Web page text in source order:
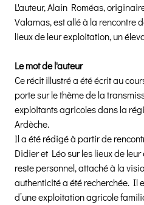
L'auteur, Alain Roméas,
Valamas, est allé à la rencontre
lieux de leur exploitation, un
Le mot de l'auteur
Ce récit illustré a été écrit au
porte sur le thème de la
exploitants agricoles dans la
Ardèche.
Il a été rédigé à partir de
Didier et Léo sur les lieux de
reste personnel, attaché à la
authenticité a été recherchée. Il
d’une exploitation agricole